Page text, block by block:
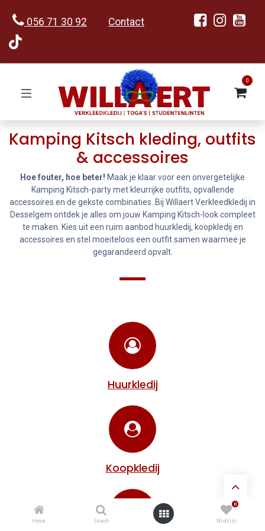
Home Search
0
Wishlist
056 71 30 92 Contact
0
Kamping Kitsch kleding, outfits
& accessoires
Hoe fouter, hoe beter! Maak je klaar voor een onvergetelijke
Kamping Kitsch-party met kleurrijke outfits, opvallende
accessoires en de gekste combinaties. Bij Willaert Verkleedkledij in
Desselgem ontdek je alles om jouw Kamping Kitsch-look compleet
te maken. Kies uit een ruim aanbod huurkledij, koopkledij en
accessoires en stel moeiteloos een outfit samen waarmee je
gegarandeerd opvalt.
Huurkledij
Koopkledij